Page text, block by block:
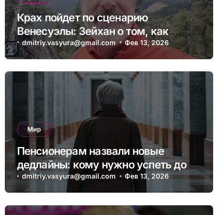
Крах пойдет по сценарию
Венесуэлы: Зейхан о том, как
может выглядеть коллапс Китая
dmitriy.vasyura@gmail.com Фев 13, 2026
Мир
Пенсионерам назвали новые
дедлайны: кому нужно успеть до 1
апреля
dmitriy.vasyura@gmail.com Фев 13, 2026